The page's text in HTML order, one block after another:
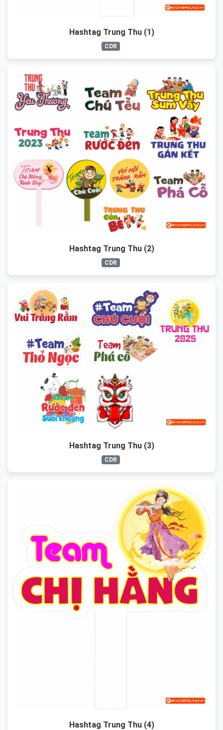
Hashtag Trung Thu (1)
CDR
Hashtag Trung Thu (2)
CDR
Hashtag Trung Thu (3)
CDR
Hashtag Trung Thu (4)